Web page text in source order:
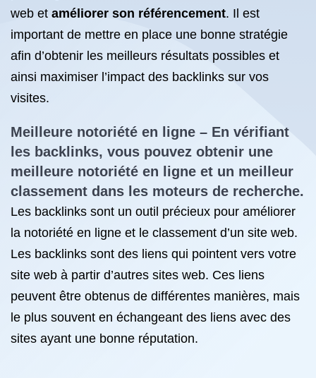
web et améliorer son référencement. Il est
important de mettre en place une bonne stratégie
afin d’obtenir les meilleurs résultats possibles et
ainsi maximiser l’impact des backlinks sur vos
visites.
Meilleure notoriété en ligne – En vérifiant
les backlinks, vous pouvez obtenir une
meilleure notoriété en ligne et un meilleur
classement dans les moteurs de recherche.
Les backlinks sont un outil précieux pour améliorer
la notoriété en ligne et le classement d’un site web.
Les backlinks sont des liens qui pointent vers votre
site web à partir d’autres sites web. Ces liens
peuvent être obtenus de différentes manières, mais
le plus souvent en échangeant des liens avec des
sites ayant une bonne réputation.